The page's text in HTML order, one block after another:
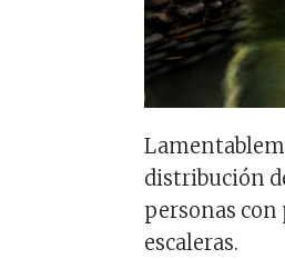
distribución
personas con
escaleras.